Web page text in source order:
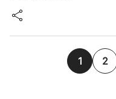
1 2